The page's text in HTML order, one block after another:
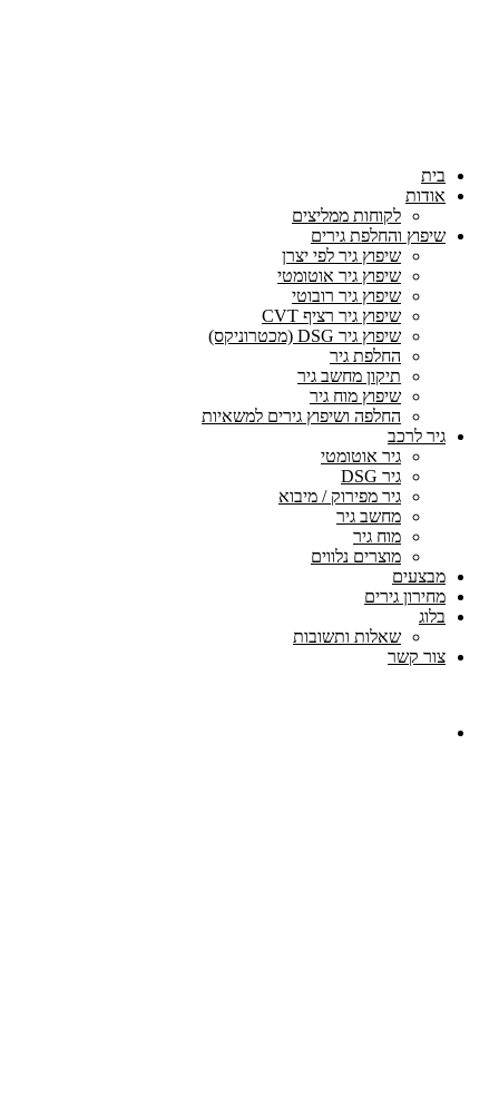
בית
אודות
לקוחות ממליצים
שיפוץ והחלפת גירים
שיפוץ גיר לפי יצרן
שיפוץ גיר אוטומטי
שיפוץ גיר רובוטי
שיפוץ גיר רציף CVT
שיפוץ גיר DSG (מכטרוניקס)
החלפת גיר
תיקון מחשב גיר
שיפוץ מוח גיר
החלפה ושיפוץ גירים למשאיות
גיר לרכב
גיר אוטומטי
גיר DSG
גיר מפירוק / מיבוא
מחשב גיר
מוח גיר
מוצרים נלווים
מבצעים
מחירון גירים
בלוג
שאלות ותשובות
צור קשר